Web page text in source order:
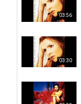
03:56
03:30